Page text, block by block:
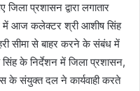
प्रशासन द्वारा लगातार
में आज कलेक्टर श्री आशीष सिंह
सीमा से बाहर करने के संबंध में
के निर्देशन में जिला प्रशासन,
के संयुक्त दल ने कार्यवाही करते